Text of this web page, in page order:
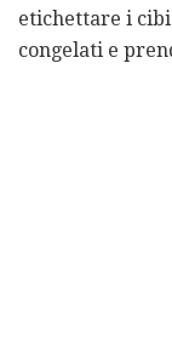
etichettare i
congelati e